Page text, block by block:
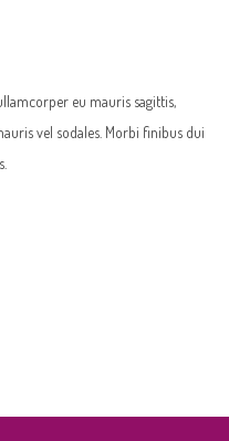
eu mauris sagittis,
vel sodales. Morbi finibus dui